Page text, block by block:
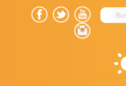
en